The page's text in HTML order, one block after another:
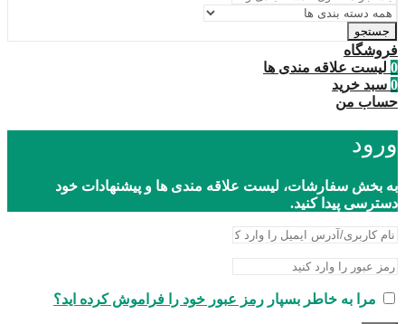
جستجو
فروشگاه
0 لیست علاقه مندی ها
0 سبد خرید
حساب من
ورود
به بخش سفارشات، لیست علاقه مندی ها و پیشنهادات خود
دسترسی پیدا کنید.
مرا به خاطر بسپار رمز عبور خود را فراموش کرده اید؟